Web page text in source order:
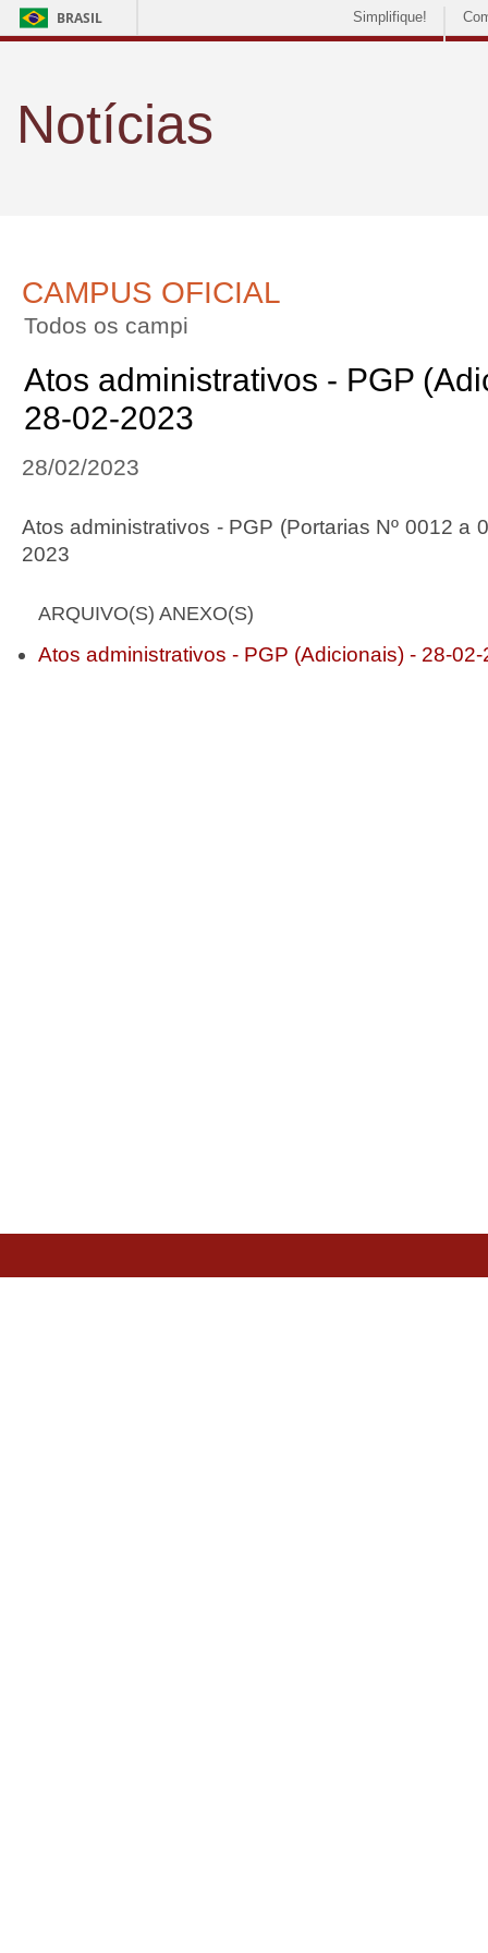
BRASIL Simplifique!
Notícias
CAMPUS OFICIAL
Todos os campi
Atos administrativos - PGP
28-02-2023
28/02/2023
Atos administrativos - PGP (Portarias Nº 0012 a
2023
ARQUIVO(S) ANEXO(S)
Atos administrativos - PGP (Adicionais) - 28-